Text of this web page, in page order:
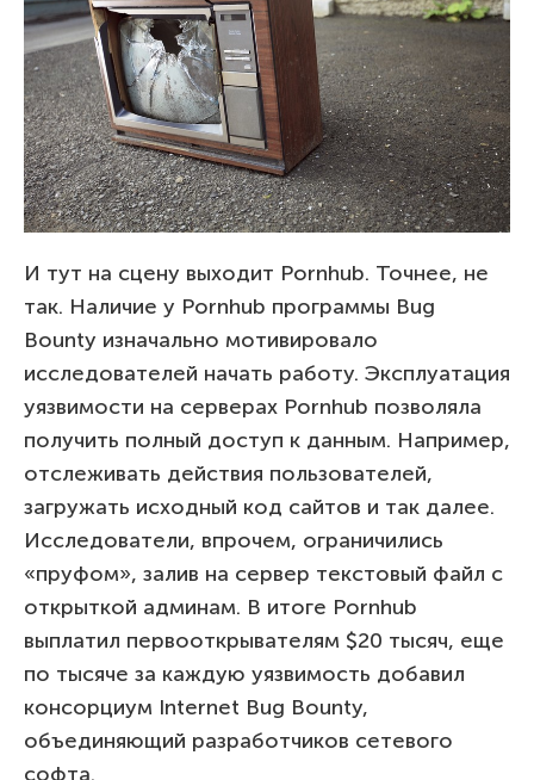
И тут на сцену выходит Pornhub. Точнее, не
так. Наличие у Pornhub программы Bug
Bounty изначально мотивировало
исследователей начать работу. Эксплуатация
уязвимости на серверах Pornhub позволяла
получить полный доступ к данным. Например,
отслеживать действия пользователей,
загружать исходный код сайтов и так далее.
Исследователи, впрочем, ограничились
«пруфом», залив на сервер текстовый файл с
открыткой админам. В итоге Pornhub
выплатил первооткрывателям $20 тысяч, еще
по тысяче за каждую уязвимость добавил
консорциум Internet Bug Bounty,
объединяющий разработчиков сетевого
софта.